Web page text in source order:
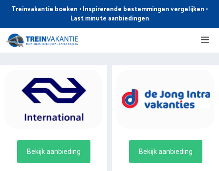
de
inhoud
Treinvakantie boeken • Inspirerende bestemmingen vergelijken •
Last minute aanbiedingen
Bekijk aanbieding Bekijk aanbieding